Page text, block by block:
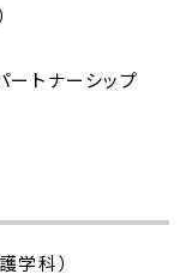
ートナーシップ
学科）